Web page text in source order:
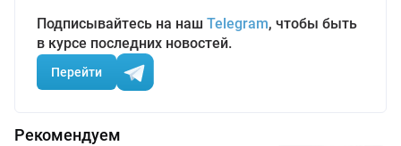
Подписывайтесь на наш Telegram, чтобы быть
в курсе последних новостей.
Перейти
Рекомендуем